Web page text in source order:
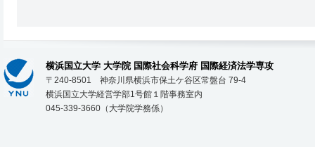
横浜国立大学 大学院 国際社会科学府 国際経済法学専攻
〒240-8501 神奈川県横浜市保土ケ谷区常盤台 79-4
横浜国立大学経営学部1号館１階事務室内
045-339-3660（大学院学務係）